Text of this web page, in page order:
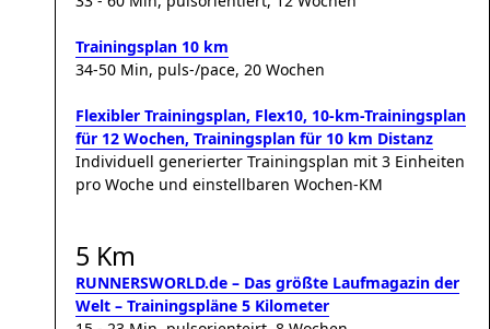
Trainingsplan 10 km
34-50 Min, puls-/pace, 20 Wochen
Flexibler Trainingsplan, Flex10, 10-km-Trainingsplan
für 12 Wochen, Trainingsplan für 10 km Distanz
Individuell generierter Trainingsplan mit 3 Einheiten
pro Woche und einstellbaren Wochen-KM
5 Km
RUNNERSWORLD.de – Das größte Laufmagazin der
Welt – Trainingspläne 5 Kilometer